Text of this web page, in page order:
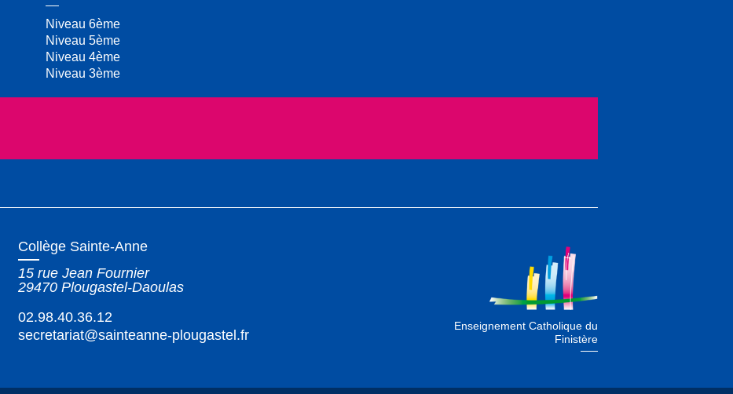
Niveau 6ème
Niveau 5ème
Niveau 4ème
Niveau 3ème
Collège Sainte-Anne
15 rue Jean Fournier
29470 Plougastel-Daoulas
02.98.40.36.12
Enseignement Catholique du
Finistère